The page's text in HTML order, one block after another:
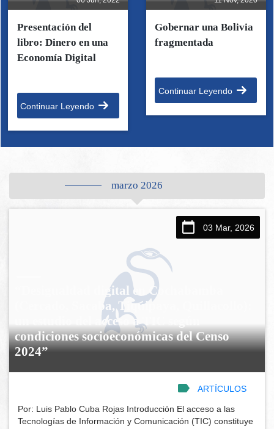
Presentación del
libro: Dinero en una
Economía Digital
Continuar Leyendo
Gobernar una Bolivia
fragmentada
Continuar Leyendo
marzo 2026
03 Mar, 2026
“Desigualdad digital en Cochabamba
(Cercado, Sacaba, Tiquipaya, Quillacollo):
un estudio del acceso a TIC según
condiciones socioeconómicas del Censo
2024”
ARTÍCULOS
Por: Luis Pablo Cuba Rojas Introducción El acceso a las
Tecnologías de Información y Comunicación (TIC) constituye